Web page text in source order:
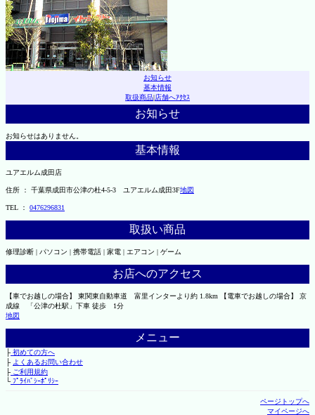
お知らせ
基本情報
取扱商品|店舗へｱｸｾｽ
お知らせ
お知らせはありません。
基本情報
ユアエルム成田店
住所 ： 千葉県成田市公津の杜4-5-3 ユアエルム成田3F地図
TEL ： 0476296831
取扱い商品
修理診断 | パソコン | 携帯電話 | 家電 | エアコン | ゲーム
お店へのアクセス
【車でお越しの場合】 東関東自動車道 富里インターより約 1.8km 【電車でお越しの場合】 京
成線 「公津の杜駅」下車 徒歩 1分
地図
メニュー
├初めての方へ
├ よくあるお問い合わせ
├ご利用規約
└ﾌﾟﾗｲﾊﾞｼｰﾎﾟﾘｼｰ
ページトップへ
マイページへ